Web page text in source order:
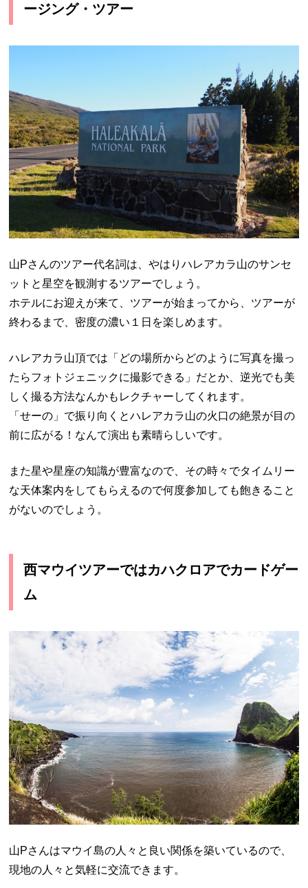
ージング・ツアー
山Pさんのツアー代名詞は、やはりハレアカラ山のサンセ
ットと星空を観測するツアーでしょう。
ホテルにお迎えが来て、ツアーが始まってから、ツアーが
終わるまで、密度の濃い１日を楽しめます。
ハレアカラ山頂では「どの場所からどのように写真を撮っ
たらフォトジェニックに撮影できる」だとか、逆光でも美
しく撮る方法なんかもレクチャーしてくれます。
「せーの」で振り向くとハレアカラ山の火口の絶景が目の
前に広がる！なんて演出も素晴らしいです。
また星や星座の知識が豊富なので、その時々でタイムリー
な天体案内をしてもらえるので何度参加しても飽きること
がないのでしょう。
西マウイツアーではカハクロアでカードゲー
ム
山Pさんはマウイ島の人々と良い関係を築いているので、
現地の人々と気軽に交流できます。